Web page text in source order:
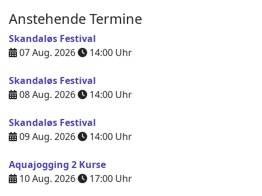
Anstehende Termine
Skandaløs Festival
07 Aug. 2026
14:00 Uhr
Skandaløs Festival
08 Aug. 2026
14:00 Uhr
Skandaløs Festival
09 Aug. 2026
14:00 Uhr
Aquajogging 2 Kurse
10 Aug. 2026
17:00 Uhr